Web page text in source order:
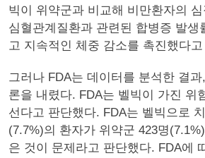
빅이 위약군과 비교해 비만환자의
심혈관계질환과 관련된 합병증 발생
고 지속적인 체중 감소를 촉진했다
그러나 FDA는 데이터를 분석한 결
론을 내렸다. FDA는 벨빅이 가진 위
선다고 판단했다. FDA는 벨빅으로
(7.7%)의 환자가 위약군 423명
은 것이 문제라고 판단했다. FDA에